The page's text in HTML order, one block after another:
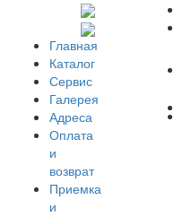
Главная
Каталог
Сервис
Галерея
Адреса
Оплата
и
возврат
Приемка
и